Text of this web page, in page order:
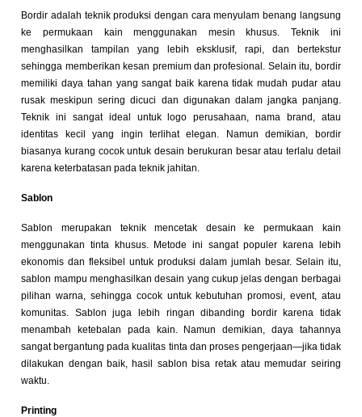
Bordir adalah teknik produksi dengan cara menyulam benang langsung
ke permukaan kain menggunakan mesin khusus. Teknik ini
menghasilkan tampilan yang lebih eksklusif, rapi, dan bertekstur
sehingga memberikan kesan premium dan profesional. Selain itu, bordir
memiliki daya tahan yang sangat baik karena tidak mudah pudar atau
rusak meskipun sering dicuci dan digunakan dalam jangka panjang.
Teknik ini sangat ideal untuk logo perusahaan, nama brand, atau
identitas kecil yang ingin terlihat elegan. Namun demikian, bordir
biasanya kurang cocok untuk desain berukuran besar atau terlalu detail
karena keterbatasan pada teknik jahitan.
Sablon
Sablon merupakan teknik mencetak desain ke permukaan kain
menggunakan tinta khusus. Metode ini sangat populer karena lebih
ekonomis dan fleksibel untuk produksi dalam jumlah besar. Selain itu,
sablon mampu menghasilkan desain yang cukup jelas dengan berbagai
pilihan warna, sehingga cocok untuk kebutuhan promosi, event, atau
komunitas. Sablon juga lebih ringan dibanding bordir karena tidak
menambah ketebalan pada kain. Namun demikian, daya tahannya
sangat bergantung pada kualitas tinta dan proses pengerjaan—jika tidak
dilakukan dengan baik, hasil sablon bisa retak atau memudar seiring
waktu.
Printing